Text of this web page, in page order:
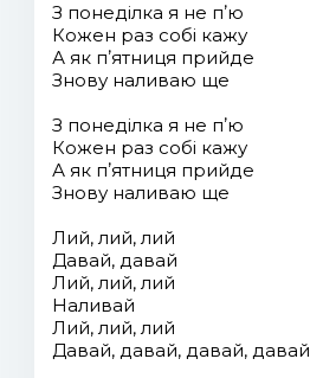
З понеділка я не пʼю
Кожен раз собі кажу
А як пʼятниця прийде
Знову наливаю ще
З понеділка я не пʼю
Кожен раз собі кажу
А як пʼятниця прийде
Знову наливаю ще
Лий, лий, лий
Давай, давай
Лий, лий, лий
Наливай
Лий, лий, лий
Давай, давай, давай, давай